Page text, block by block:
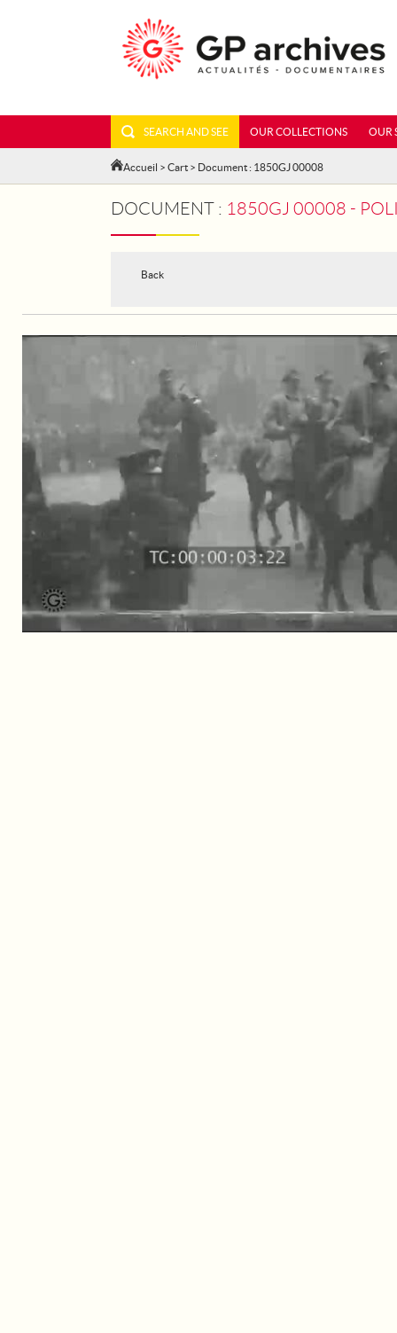
SEARCH AND SEE OUR COLLECTIONS OUR
Accueil > Cart > Document : 1850GJ 00008
DOCUMENT : 1850GJ 00008 - POLISH
Back